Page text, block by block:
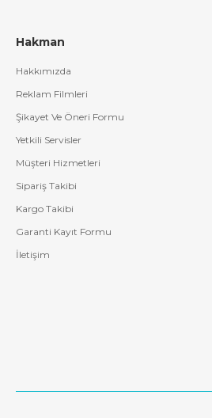
Hakman
Hakkımızda
Reklam Filmleri
Şikayet Ve Öneri Formu
Yetkili Servisler
Müşteri Hizmetleri
Sipariş Takibi
Kargo Takibi
Garanti Kayıt Formu
İletişim